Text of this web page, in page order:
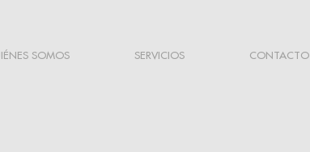
SOMOS SERVICIOS CONTACTO